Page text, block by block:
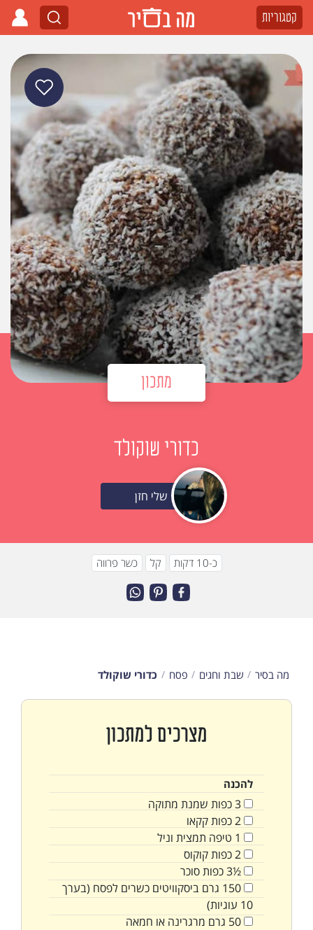
קטגוריות
מתכון
כדורי שוקולד
שלי חזן
כ-10 דקות קל כשר פרווה
מה בסיר שבת וחגים פסח כדורי שוקולד
מצרכים למתכון
להכנה
3כפות שמנת מתוקה
2כפותקקאו
1 טיפה תמצית וניל
2כפותקוקוס
½3 כפותסוכר
150 גרם ביסקוויטים כשרים לפסח (בערך
10 עוגיות)
50 גרם מרגרינה או חמאה